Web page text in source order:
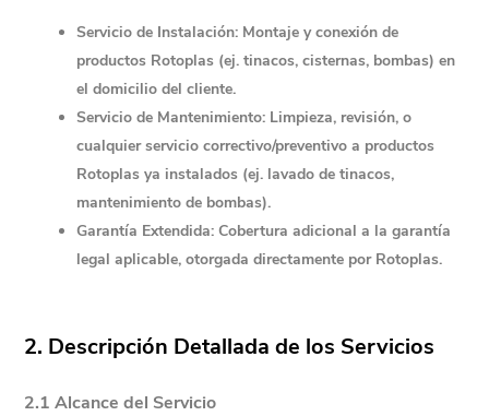
Servicio de Instalación: Montaje y conexión de
productos Rotoplas (ej. tinacos, cisternas, bombas) en
el domicilio del cliente.
Servicio de Mantenimiento: Limpieza, revisión, o
cualquier servicio correctivo/preventivo a productos
Rotoplas ya instalados (ej. lavado de tinacos,
mantenimiento de bombas).
Garantía Extendida: Cobertura adicional a la garantía
legal aplicable, otorgada directamente por Rotoplas.
2. Descripción Detallada de los Servicios
2.1 Alcance del Servicio